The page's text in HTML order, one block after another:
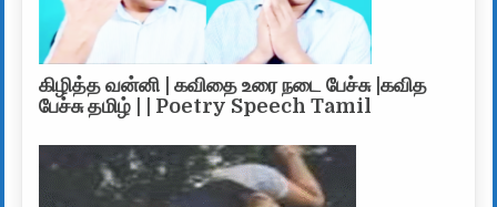
கிழித்த வன்னி | கவிதை உரை நடை பேச்சு |கவித
பேச்சு தமிழ் | | Poetry Speech Tamil